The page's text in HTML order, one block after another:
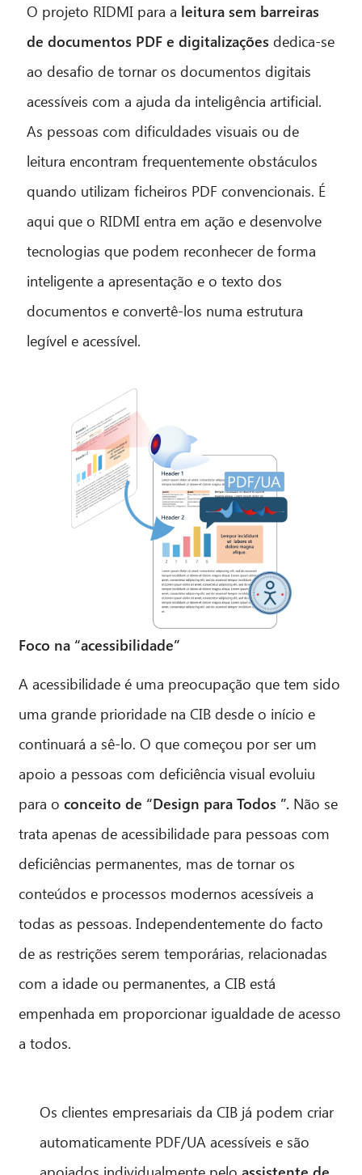
O projeto RIDMI para a leitura sem barreiras
de documentos PDF e digitalizações dedica-se
ao desafio de tornar os documentos digitais
acessíveis com a ajuda da inteligência artificial.
As pessoas com dificuldades visuais ou de
leitura encontram frequentemente obstáculos
quando utilizam ficheiros PDF convencionais. É
aqui que o RIDMI entra em ação e desenvolve
tecnologias que podem reconhecer de forma
inteligente a apresentação e o texto dos
documentos e convertê-los numa estrutura
legível e acessível.
Foco na “acessibilidade”
A acessibilidade é uma preocupação que tem sido
uma grande prioridade na CIB desde o início e
continuará a sê-lo. O que começou por ser um
apoio a pessoas com deficiência visual evoluiu
para oconceito de “Design para Todos ”. Não se
trata apenas de acessibilidade para pessoas com
deficiências permanentes, mas de tornar os
conteúdos e processos modernos acessíveis a
todas as pessoas. Independentemente do facto
de as restrições serem temporárias, relacionadas
com a idade ou permanentes, a CIB está
empenhada em proporcionar igualdade de acesso
a todos.
Os clientes empresariais da CIB já podem criar
automaticamente PDF/UA acessíveis e são
CIB AI ChatBot
Olá! O que posso fazer por si?